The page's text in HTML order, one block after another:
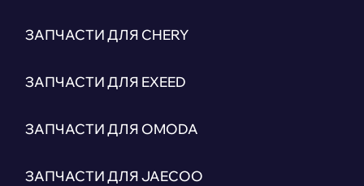
ЗАПЧАСТИ ДЛЯ CHERY
ЗАПЧАСТИ ДЛЯ EXEED
ЗАПЧАСТИ ДЛЯ OMODA
ЗАПЧАСТИ ДЛЯ JAECOO